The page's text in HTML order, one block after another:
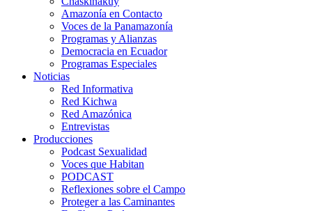
Amazonía en Contacto
Voces de la Panamazonía
Programas y Alianzas
Democracia en Ecuador
Programas Especiales
Noticias
Red Informativa
Red Kichwa
Red Amazónica
Entrevistas
Producciones
Podcast Sexualidad
Voces que Habitan
PODCAST
Reflexiones sobre el Campo
Proteger a las Caminantes